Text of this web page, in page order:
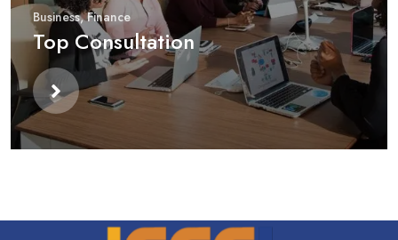
Business,Finance
Top Consultation